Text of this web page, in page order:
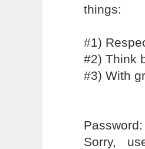
things:
#1)
#2) Think
#3) With
Password:
Sorry,